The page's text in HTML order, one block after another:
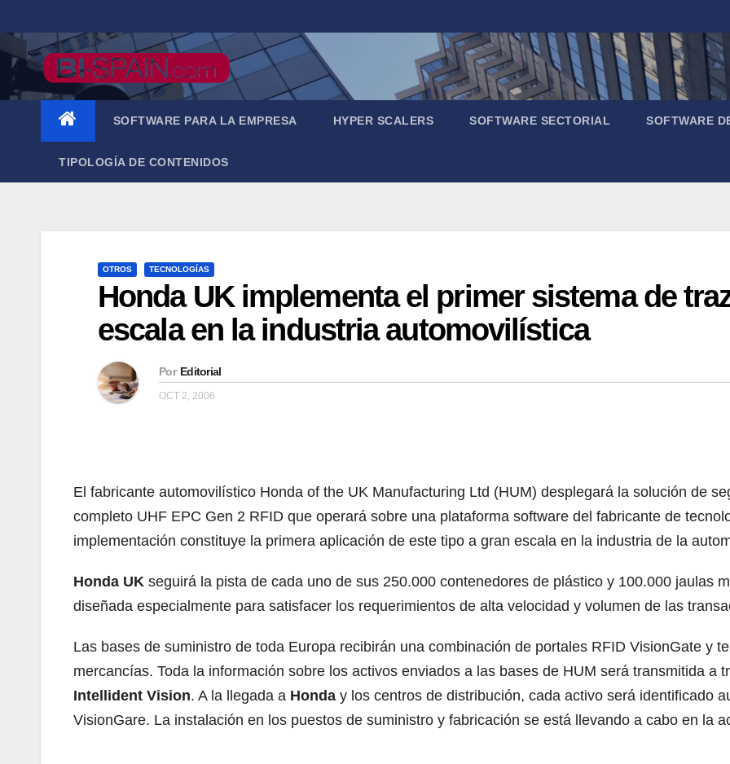
al
contenido
SOFTWARE PARA LA EMPRESA HYPER SCALERS SOFTWARE SECTORIAL SOFTWARE
TIPOLOGÍA DE CONTENIDOS
OTROS TECNOLOGÍAS
Honda UK implementa el primer sistema de
escala en la industria automovilística
Por Editorial
OCT 2, 2006
El fabricante automovilístico Honda of the UK Manufacturing Ltd (HUM) desplegará la solución de
completo UHF EPC Gen 2 RFID que operará sobre una plataforma software del fabricante de
implementación constituye la primera aplicación de este tipo a gran escala en la industria de la
Honda UK seguirá la pista de cada uno de sus 250.000 contenedores de plástico y 100.000 jaulas
diseñada especialmente para satisfacer los requerimientos de alta velocidad y volumen de las
Las bases de suministro de toda Europa recibirán una combinación de portales RFID VisionGate y
mercancías. Toda la información sobre los activos enviados a las bases de HUM será transmitida a
Intellident Vision. A la llegada a Honda y los centros de distribución, cada activo será identificado
VisionGare. La instalación en los puestos de suministro y fabricación se está llevando a cabo en la